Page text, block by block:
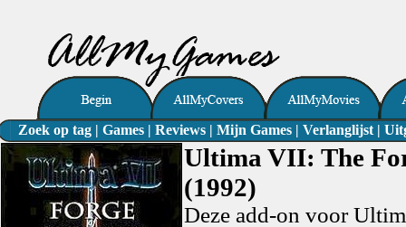
Zoek op tag | Games | Reviews | Mijn Games | Verlanglijst |
Ultima VII: The
(1992)
Deze add-on voor